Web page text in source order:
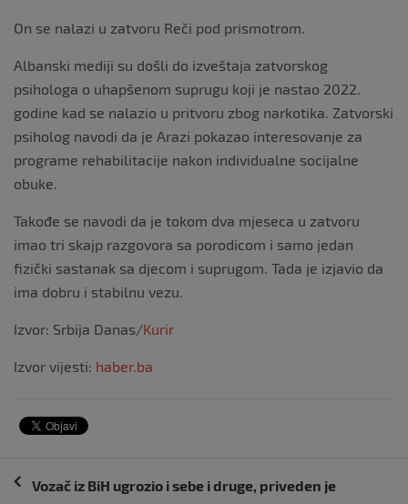
On se nalazi u zatvoru Reči pod prismotrom.
Albanski mediji su došli do izveštaja zatvorskog
psihologa o uhapšenom suprugu koji je nastao 2022.
godine kad se nalazio u pritvoru zbog narkotika. Zatvorski
psiholog navodi da je Arazi pokazao interesovanje za
programe rehabilitacije nakon individualne socijalne
obuke.
Takođe se navodi da je tokom dva mjeseca u zatvoru
imao tri skajp razgovora sa porodicom i samo jedan
fizički sastanak sa djecom i suprugom. Tada je izjavio da
ima dobru i stabilnu vezu.
Izvor: Srbija Danas/Kurir
Izvor vijesti: haber.ba
Navigacija
Vozač iz BiH ugrozio i sebe i druge, priveden je